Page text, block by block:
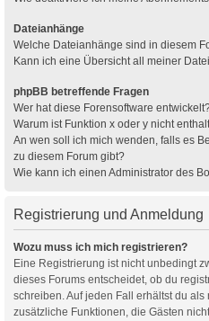
Dateianhänge
Welche Dateianhänge sind in diesem
Kann ich eine Übersicht all meiner
phpBB betreffende Fragen
Wer hat diese Forensoftware
Warum ist Funktion x oder y nicht
An wen soll ich mich wenden, falls es
zu diesem Forum gibt?
Wie kann ich einen Administrator des
Registrierung und Anmeldung
Wozu muss ich mich registrieren?
Eine Registrierung ist nicht unbedingt
dieses Forums entscheidet, ob du
schreiben. Auf jeden Fall erhältst du
zusätzliche Funktionen, die Gästen